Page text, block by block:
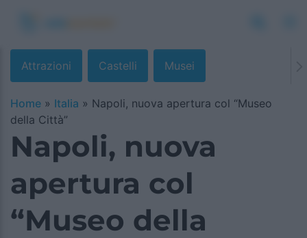
Attrazioni Castelli Musei
Home » Italia » Napoli, nuova apertura col “Museo
della Città”
Napoli, nuova
apertura col
“Museo della